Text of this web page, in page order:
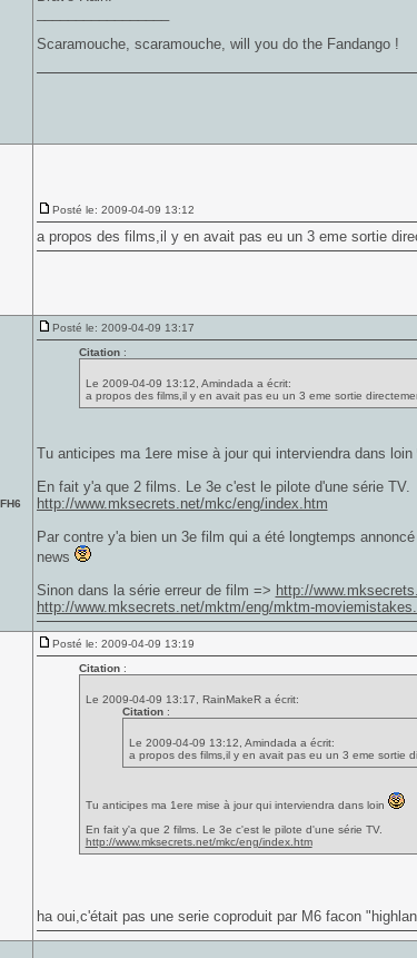
Scaramouche, scaramouche, will you do the Fandango !
Posté le: 2009-04-09 13:12
a propos des films,il y en avait pas eu un 3 eme sortie
Posté le: 2009-04-09 13:17
Citation:
Le 2009-04-09 13:12, Amindada a écrit:
a propos des films,il y en avait pas eu un 3 eme sortie
Tu anticipes ma 1ere mise à jour qui interviendra dans loin
En fait y'a que 2 films. Le 3e c'est le pilote d'une série TV.
http://www.mksecrets.net/mkc/eng/index.htm
Par contre y'a bien un 3e film qui a été longtemps
news
Sinon dans la série erreur de film => http://
http://www.mksecrets.net/mktm/eng/mktm-
Posté le: 2009-04-09 13:19
Citation:
Le 2009-04-09 13:17, RainMakeR a écrit:
Citation :
Le 2009-04-09 13:12, Amindada a écrit:
a propos des films,il y en avait pas eu un 3 eme sortie
Tu anticipes ma 1ere mise à jour qui interviendra dans loin
En fait y'a que 2 films. Le 3e c'est le pilote d'une série TV.
http://www.mksecrets.net/mkc/eng/index.htm
http://www.mksecrets.net/mktm/eng/mktm-moviemistakes.htm
ha oui,c'était pas une serie coproduit par M6 facon